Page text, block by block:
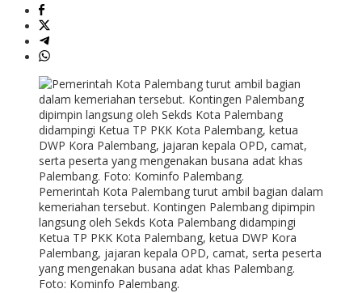
Pemerintah Kota Palembang turut ambil bagian dalam
kemeriahan tersebut. Kontingen Palembang dipimpin
langsung oleh Sekds Kota Palembang didampingi
Ketua TP PKK Kota Palembang, ketua DWP Kora
Palembang, jajaran kepala OPD, camat, serta peserta
yang mengenakan busana adat khas Palembang.
Foto: Kominfo Palembang.